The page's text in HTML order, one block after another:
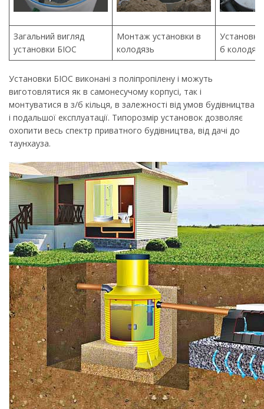
Загальний вигляд
установки БІОС
Монтаж установки в
колодязь
Установка
б колодязі
Установки БІОС виконані з поліпропілену і можуть
виготовлятися як в самонесучому корпусі, так і
монтуватися в з/б кільця, в залежності від умов будівництва
і подальшої експлуатації. Типорозмір установок дозволяє
охопити весь спектр приватного будівництва, від дачі до
таунхауза.